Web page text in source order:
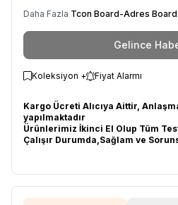
Daha Fazla Tcon Board-Adres Board
Gelince
Koleksiyon + Fiyat Alarmı
Kargo Ücreti Alıcıya Aittir,
yapılmaktadır
Ürünlerimiz İkinci El Olup Tüm
Çalışır Durumda,Sağlam ve